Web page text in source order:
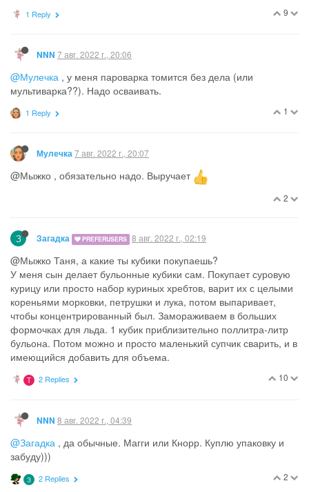
9
1 Reply
NNN 7 авг. 2022 г., 20:06
@Мулечка , у меня пароварка томится без дела (или
мультиварка??). Надо осваивать.
1
1 Reply
Мулечка7 авг. 2022 г., 20:07
@Мыжко , обязательно надо. Выручает
2
З Загадка PREFERUSERS 8 авг. 2022 г., 02:19
@Мыжко Таня, а какие ты кубики покупаешь?
У меня сын делает бульонные кубики сам. Покупает суровую
курицу или просто набор куриных хребтов, варит их с целыми
кореньями морковки, петрушки и лука, потом выпаривает,
чтобы концентрированный был. Замораживаем в больших
формочках для льда. 1 кубик приблизительно поллитра-литр
бульона. Потом можно и просто маленький супчик сварить, и в
имеющийся добавить для объема.
10
T 2 Replies
NNN 8 авг. 2022 г., 04:39
@Загадка , да обычные. Магги или Кнорр. Куплю упаковку и
забуду)))
2
З 2 Replies